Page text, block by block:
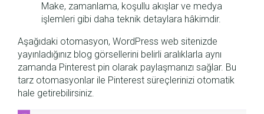
Make, zamanlama, koşullu akışlar ve medya
işlemleri gibi daha teknik detaylara hâkimdir.
Aşağıdaki otomasyon, WordPress web sitenizde
yayınladığınız blog görsellerini belirli aralıklarla aynı
zamanda Pinterest pin olarak paylaşmanızı sağlar. Bu
tarz otomasyonlar ile Pinterest süreçlerinizi otomatik
hale getirebilirsiniz.